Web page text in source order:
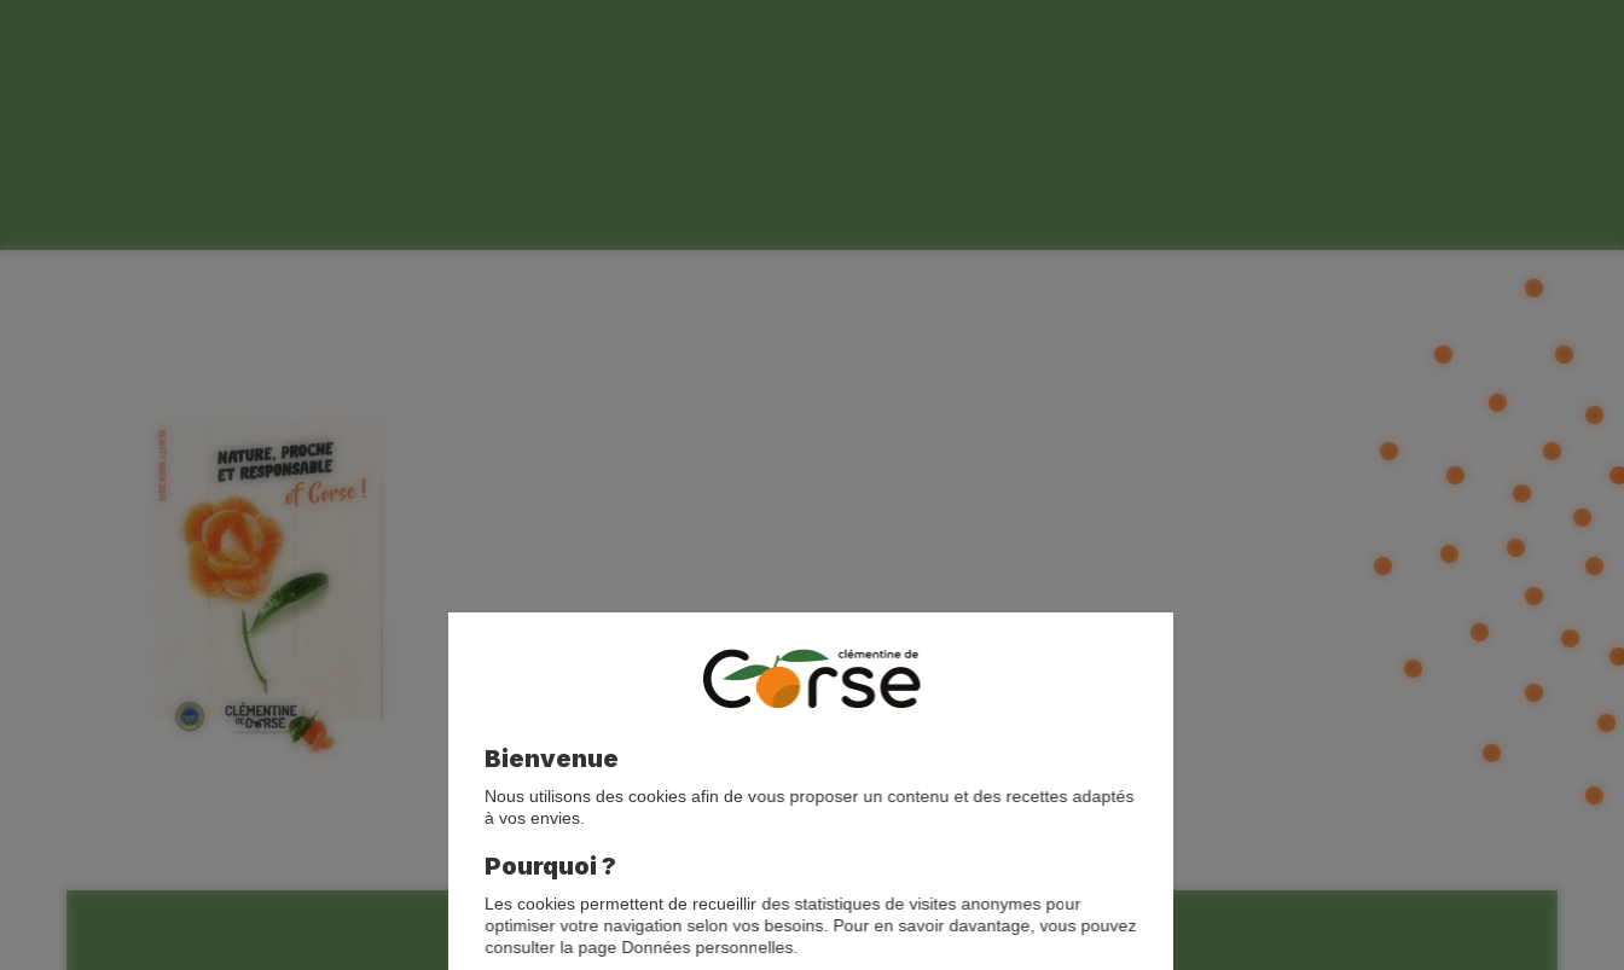
Bienvenue
Nous utilisons des cookies afin de vous proposer un contenu et des recettes adaptés
à vos envies.
Pourquoi ?
Les cookies permettent de recueillir des statistiques de visites anonymes pour
optimiser votre navigation selon vos besoins. Pour en savoir davantage, vous pouvez
consulter la page Données personnelles.